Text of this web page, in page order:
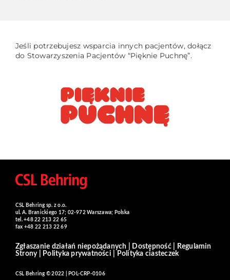
Jeśli potrzebujesz wsparcia innych pacjentów, dołącz
do Stowarzyszenia Pacjentów “Pięknie Puchnę”.
CSL Behring sp. z o.o.
ul. A. Branickiego 17; 02-972 Warszawa; Polska
tel. +48 22 213 22 65
fax +48 22 213 22 69
Zgłaszanie działań niepożądanych Dostępność|
Regulamin
Strony| Polityka prywatności Polityka ciasteczek
CSL Behring © 2022 | POL-CRP-0106